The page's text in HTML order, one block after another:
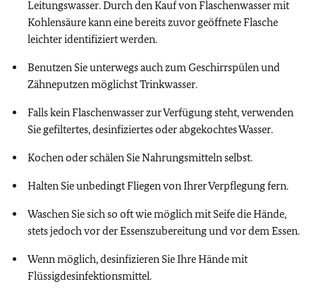
Leitungswasser. Durch den Kauf von Flaschenwasser mit
Kohlensäure kann eine bereits zuvor geöffnete Flasche
leichter identifiziert werden.
Benutzen Sie unterwegs auch zum Geschirrspülen und
Zähneputzen möglichst Trinkwasser.
Falls kein Flaschenwasser zur Verfügung steht, verwenden
Sie gefiltertes, desinfiziertes oder abgekochtes Wasser.
Kochen oder schälen Sie Nahrungsmitteln selbst.
Halten Sie unbedingt Fliegen von Ihrer Verpflegung fern.
Waschen Sie sich so oft wie möglich mit Seife die Hände,
stets jedoch vor der Essenszubereitung und vor dem Essen.
Wenn möglich, desinfizieren Sie Ihre Hände mit
Flüssigdesinfektionsmittel.